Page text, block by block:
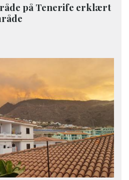
på Tenerife erklært